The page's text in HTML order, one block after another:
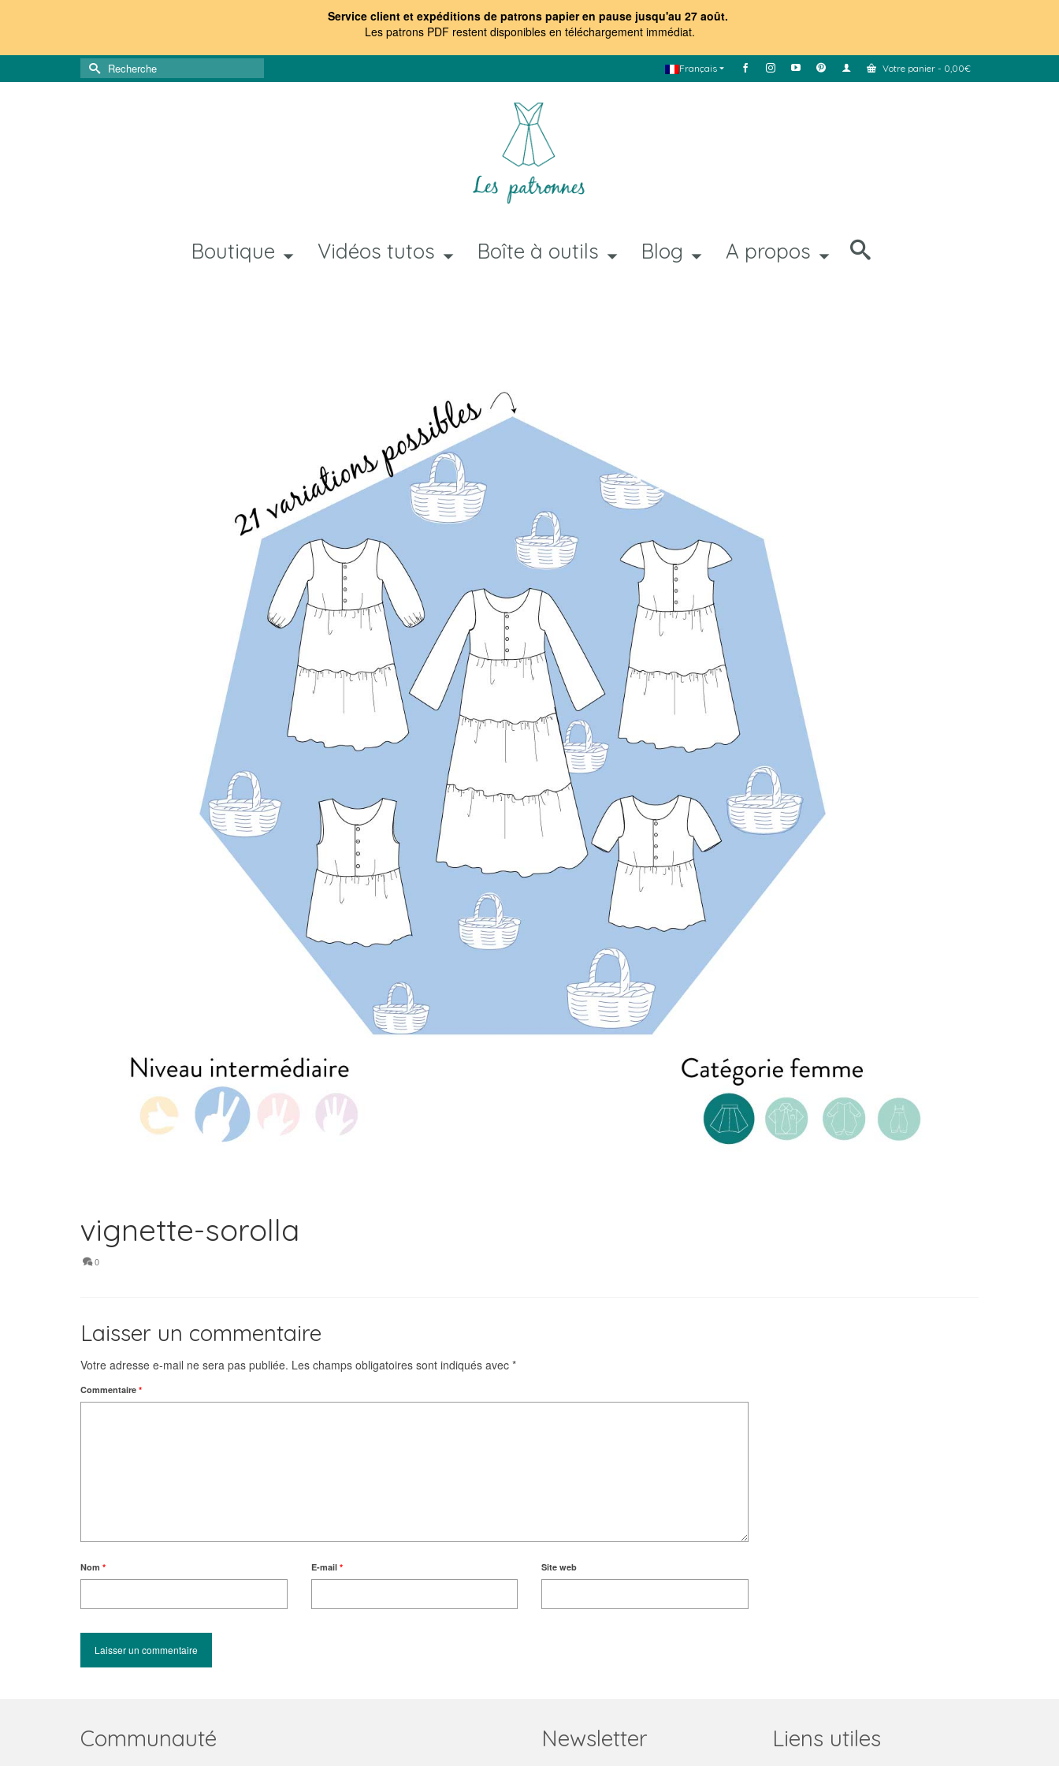
Service client et expéditions de patrons papier en pause jusqu'au 27 août.
Les patrons PDF restent disponibles en téléchargement immédiat.
Français Votre panier - 0,00€
Rechercher :
Boutique Vidéos tutos Boîte à outils Blog A propos
vignette-sorolla
0
Laisser un commentaire
Votre adresse e-mail ne sera pas publiée. Les champs obligatoires sont indiqués avec *
Commentaire *
Nom * E-mail * Site web
Communauté Newsletter Liens utiles